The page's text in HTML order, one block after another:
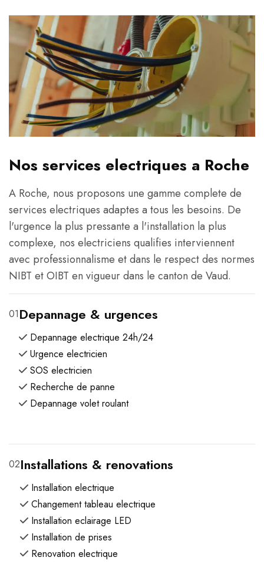
Nos services electriques a Roche
A Roche, nous proposons une gamme complete de
services electriques adaptes a tous les besoins. De
l'urgence la plus pressante a l'installation la plus
complexe, nos electriciens qualifies interviennent
avec professionnalisme et dans le respect des normes
NIBT et OIBT en vigueur dans le canton de Vaud.
01Depannage & urgences
Depannage electrique 24h/24
Urgence electricien
SOS electricien
Recherche de panne
Depannage volet roulant
02Installations & renovations
Installation electrique
Changement tableau electrique
Installation eclairage LED
Installation de prises
Renovation electrique